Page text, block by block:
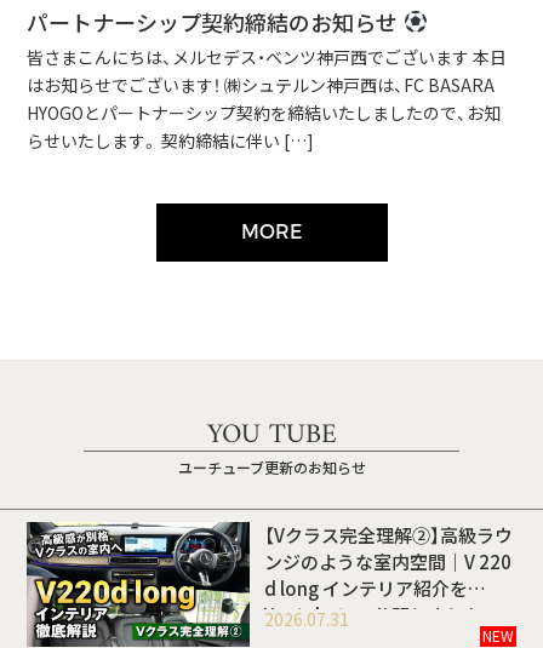
パートナーシップ契約締結のお知らせ
皆さまこんにちは、メルセデス・ベンツ神戸西でございます 本日
はお知らせでございます！ ㈱シュテルン神戸西は、FC BASARA
HYOGOとパートナーシップ契約を締結いたしましたので、お知
らせいたします。 契約締結に伴い […]
MORE
YOU TUBE
ユーチューブ更新のお知らせ
【Vクラス完全理解②】高級ラウ
ンジのような室内空間｜V 220
d long インテリア紹介を
Youtubeにて公開しました
2026.07.31
NEW